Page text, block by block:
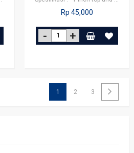
Rp 45,000
1 2 3